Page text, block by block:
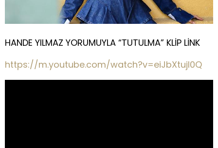
HANDE YILMAZ YORUMUYLA “TUTULMA” KLİP LİNK
https://m.youtube.com/watch?v=eiJbXtujI0Q